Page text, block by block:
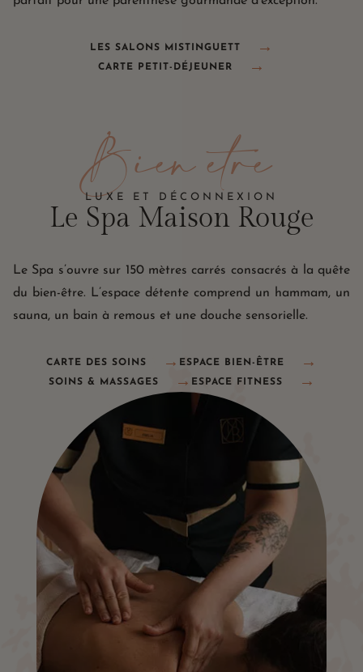
LES SALONS MISTINGUETT
CARTE PETIT-DÉJEUNER
Le Spa Maison Rouge
Bien être
LUXE ET DÉCONNEXION
Le Spa s’ouvre sur 150 mètres carrés consacrés à la quête
du bien-être. L’espace détente comprend un hammam, un
sauna, un bain à remous et une douche sensorielle.
CARTE DES SOINS
ESPACE BIEN-ÊTRE
SOINS & MASSAGES
ESPACE FITNESS